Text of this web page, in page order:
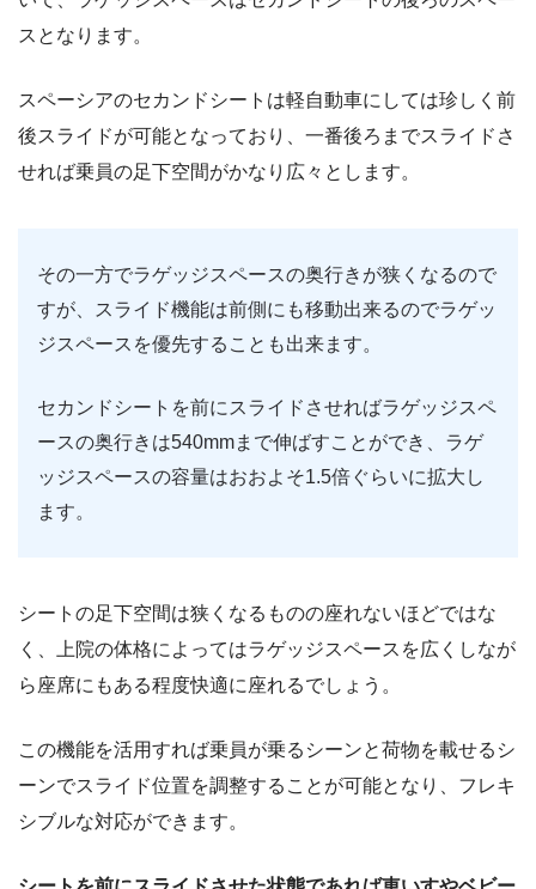
スとなります。
スペーシアのセカンドシートは軽自動車にしては珍しく前
後スライドが可能となっており、一番後ろまでスライドさ
せれば乗員の足下空間がかなり広々とします。
その一方でラゲッジスペースの奥行きが狭くなるので
すが、スライド機能は前側にも移動出来るのでラゲッ
ジスペースを優先することも出来ます。
セカンドシートを前にスライドさせればラゲッジスペ
ースの奥行きは540mmまで伸ばすことができ、ラゲ
ッジスペースの容量はおおよそ1.5倍ぐらいに拡大し
ます。
シートの足下空間は狭くなるものの座れないほどではな
く、上院の体格によってはラゲッジスペースを広くしなが
ら座席にもある程度快適に座れるでしょう。
この機能を活用すれば乗員が乗るシーンと荷物を載せるシ
ーンでスライド位置を調整することが可能となり、フレキ
シブルな対応ができます。